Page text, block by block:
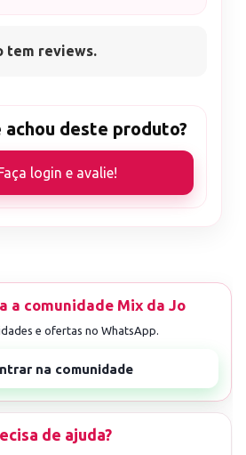
tem reviews.
achou deste produto?
login e avalie!
de ajuda?